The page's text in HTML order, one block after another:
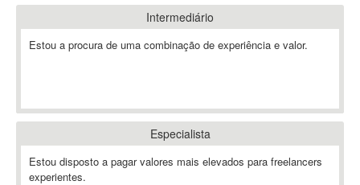
ABAP
Abaqus
ABBYY FineReader
Ableton
Ableton Push
Abstract
Intermediário
Estou a procura de uma combinação de experiência e valor.
Especialista
Estou disposto a pagar valores mais elevados para freelancers
experientes.